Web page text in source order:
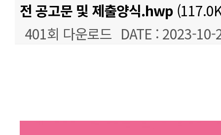
전 공고문 및 제출양식.hwp
401회 다운로드 DATE : 2023-